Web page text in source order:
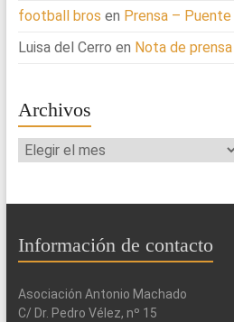
football bros en Prensa – Puente
Luisa del Cerro en Nota de
Archivos
Archivos
Información de contacto
Asociación Antonio Machado
C/ Dr. Pedro Vélez, nº 15